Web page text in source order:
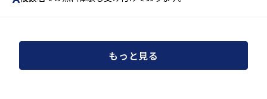
もっと見る